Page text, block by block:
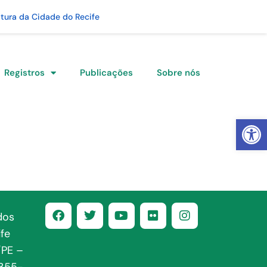
Abrir
da Cidade do Recife
Registros Publicações Sobre nós
–